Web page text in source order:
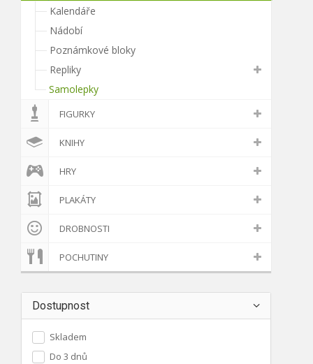
Kalendáře
Nádobí
Poznámkové bloky
Repliky
Samolepky
FIGURKY
KNIHY
HRY
PLAKÁTY
DROBNOSTI
POCHUTINY
Dostupnost
Skladem
Do 3 dnů